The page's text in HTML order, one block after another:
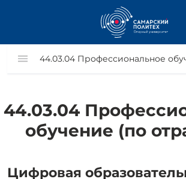
44.03.04
обучение (по
Цифровая